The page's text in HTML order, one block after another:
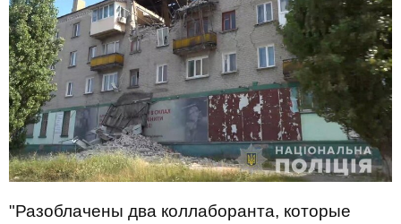
"Разоблачены два коллаборанта, которые